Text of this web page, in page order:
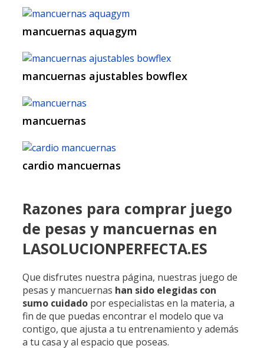
mancuernas aquagym
mancuernas ajustables bowflex
mancuernas
cardio mancuernas
Razones para comprar juego
de pesas y mancuernas en
LASOLUCIONPERFECTA.ES
Que disfrutes nuestra página, nuestras juego de
pesas y mancuernas han sido elegidas con
sumo cuidado por especialistas en la materia, a
fin de que puedas encontrar el modelo que va
contigo, que ajusta a tu entrenamiento y además
a tu casa y al espacio que poseas.